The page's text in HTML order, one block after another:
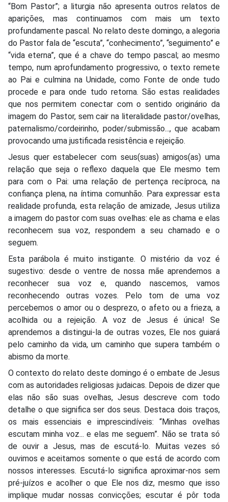
“Bom Pastor”; a liturgia não apresenta outros relatos de
aparições, mas continuamos com mais um texto
profundamente pascal. No relato deste domingo, a alegoria
do Pastor fala de “escuta”, “conhecimento”, “seguimento” e
“vida eterna”, que é a chave do tempo pascal; ao mesmo
tempo, num aprofundamento progressivo, o texto remete
ao Pai e culmina na Unidade, como Fonte de onde tudo
procede e para onde tudo retorna. São estas realidades
que nos permitem conectar com o sentido originário da
imagem do Pastor, sem cair na literalidade pastor/ovelhas,
paternalismo/cordeirinho, poder/submissão..., que acabam
provocando uma justificada resistência e rejeição.
Jesus quer estabelecer com seus(suas) amigos(as) uma
relação que seja o reflexo daquela que Ele mesmo tem
para com o Pai: uma relação de pertença recíproca, na
confiança plena, na íntima comunhão. Para expressar esta
realidade profunda, esta relação de amizade, Jesus utiliza
a imagem do pastor com suas ovelhas: ele as chama e elas
reconhecem sua voz, respondem a seu chamado e o
seguem.
Esta parábola é muito instigante. O mistério da voz é
sugestivo: desde o ventre de nossa mãe aprendemos a
reconhecer sua voz e, quando nascemos, vamos
reconhecendo outras vozes. Pelo tom de uma voz
percebemos o amor ou o desprezo, o afeto ou a frieza, a
acolhida ou a rejeição. A voz de Jesus é única! Se
aprendemos a distingui-la de outras vozes, Ele nos guiará
pelo caminho da vida, um caminho que supera também o
abismo da morte.
O contexto do relato deste domingo é o embate de Jesus
com as autoridades religiosas judaicas. Depois de dizer que
elas não são suas ovelhas, Jesus descreve com todo
detalhe o que significa ser dos seus. Destaca dois traços,
os mais essenciais e imprescindíveis: “Minhas ovelhas
escutam minha voz... e elas me seguem”. Não se trata só
de ouvir a Jesus, mas de escutá-lo. Muitas vezes só
ouvimos e aceitamos somente o que está de acordo com
nossos interesses. Escutá-lo significa aproximar-nos sem
pré-juízos e acolher o que Ele nos diz, mesmo que isso
implique mudar nossas convicções; escutar é pôr toda